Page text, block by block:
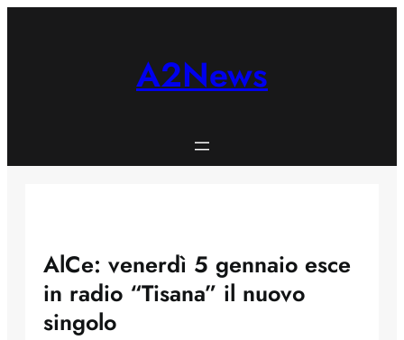
A2News
AlCe: venerdì 5 gennaio esce
in radio “Tisana” il nuovo
singolo